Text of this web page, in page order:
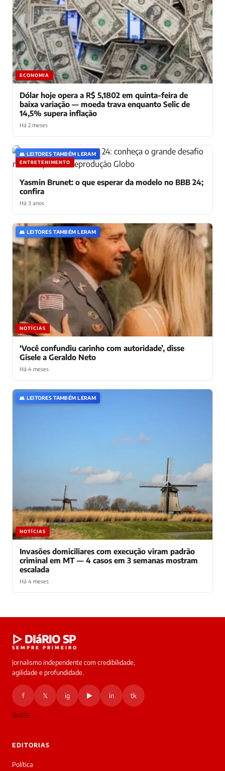
ECONOMIA
Dólar hoje opera a R$ 5,1802 em quinta-feira de
baixa variação — moeda trava enquanto Selic de
14,5% supera inflação
Há 2 meses
👥 LEITORES TAMBÉM LERAM
ENTRETENIMENTO
Yasmin Brunet: o que esperar da modelo no BBB 24;
confira
Há 3 anos
👥 LEITORES TAMBÉM LERAM
NOTÍCIAS
‘Você confundiu carinho com autoridade’, disse
Gisele a Geraldo Neto
Há 4 meses
👥 LEITORES TAMBÉM LERAM
NOTÍCIAS
Invasões domiciliares com execução viram padrão
criminal em MT — 4 casos em 3 semanas mostram
escalada
Há 4 meses
online
Oi!
▷ DIáRIO SP
SEMPRE PRIMEIRO
Jornalismo independente com credibilidade,
agilidade e profundidade.
f 𝕏 ig ▶ in tk
RSS
EDITORIAS
Política